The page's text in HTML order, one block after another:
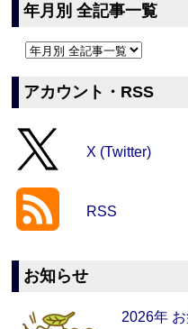
年月別 全記事一覧
アカウント・RSS
X (Twitter)
RSS
お知らせ
2026年